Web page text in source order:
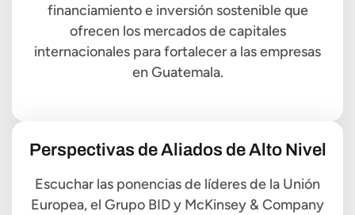
financiamiento e inversión sostenible que
ofrecen los mercados de capitales
internacionales para fortalecer a las empresas
en Guatemala.
Perspectivas de Aliados de Alto Nivel
Escuchar las ponencias de líderes de la Unión
Europea, el Grupo BID y McKinsey & Company